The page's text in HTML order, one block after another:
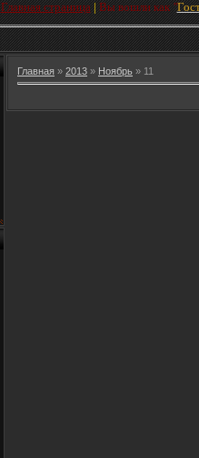
Главная страница | Вы вошли как "
Главная » 2013 » Ноябрь » 11